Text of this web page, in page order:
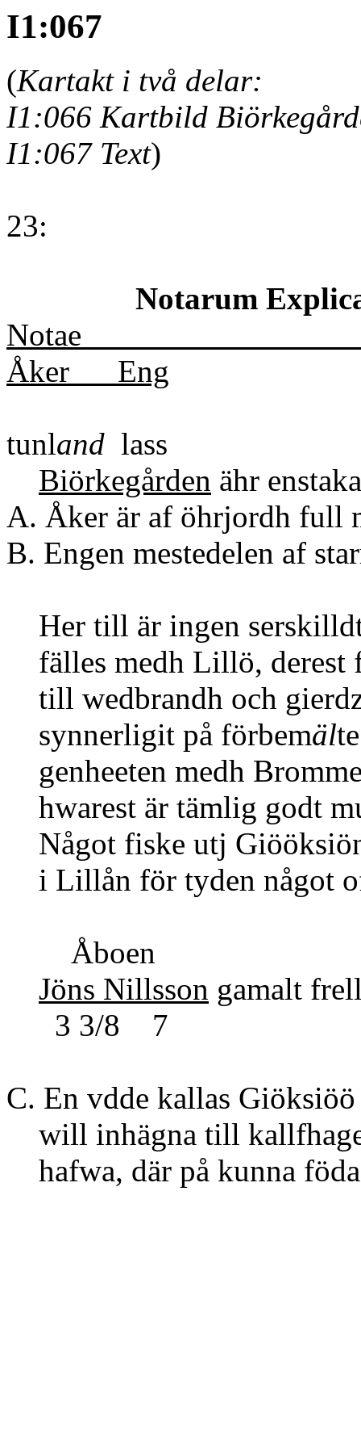
I1:067
(Kartakt i två delar:
I1:066 Kartbild
I1:067 Text)
23:
Notarum
Åker Eng
tunland lass
Biörkegården ähr
A. Åker är af öhrjordh full
B. Engen mestedelen af
Her till är ingen
fälles medh Lillö, derest
till wedbrandh och
synnerligit på förbemäl
genheeten medh
hwarest är tämlig godt
Något fiske utj
i Lillån för tyden något
Jöns Nillsson gamalt
3 3/8 7
C. En vdde kallas
will inhägna till
hafwa, där på kunna